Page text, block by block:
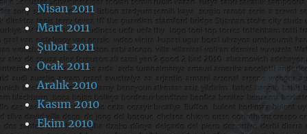
Nisan 2011
Mart 2011
Şubat 2011
Ocak 2011
Aralık 2010
Kasım 2010
Ekim 2010